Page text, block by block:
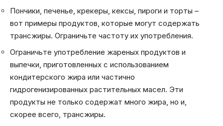
Пончики, печенье, крекеры, кексы, пироги и торты –
вот примеры продуктов, которые могут содержать
трансжиры. Ограничьте частоту их употребления.
Ограничьте употребление жареных продуктов и
выпечки, приготовленных с использованием
кондитерского жира или частично
гидрогенизированных растительных масел. Эти
продукты не только содержат много жира, но и,
скорее всего, трансжиры.